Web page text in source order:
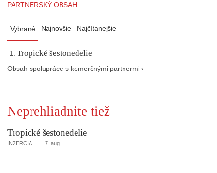
PARTNERSKÝ OBSAH
Vybrané Najnovšie Najčítanejšie
Tropické šestonedelie
Obsah spolupráce s komerčnými partnermi ›
Neprehliadnite tiež
Tropické šestonedelie
INZERCIA 7. aug